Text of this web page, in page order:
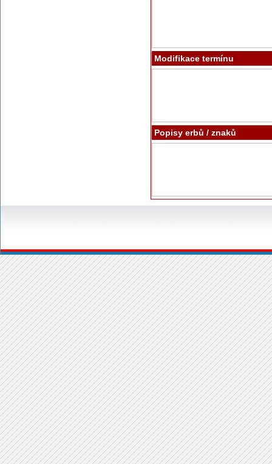
Modifikace termínu
Popisy erbů / znaků